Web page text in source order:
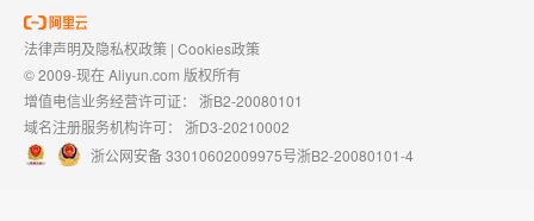
法律声明及隐私权政策 | Cookies政策
© 2009-现在 Aliyun.com 版权所有
增值电信业务经营许可证： 浙B2-20080101
域名注册服务机构许可： 浙D3-20210002
浙公网安备 33010602009975号浙B2-20080101-4